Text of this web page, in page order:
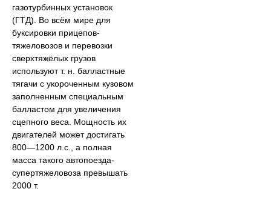
газотурбинных установок
(ГТД). Во всём мире для
буксировки прицепов-
тяжеловозов и перевозки
сверхтяжёлых грузов
используют т. н. балластные
тягачи с укороченным кузовом
заполненным специальным
балластом для увеличения
сцепного веса. Мощность их
двигателей может достигать
800—1200 л.с., а полная
масса такого автопоезда-
супертяжеловоза превышать
2000 т.